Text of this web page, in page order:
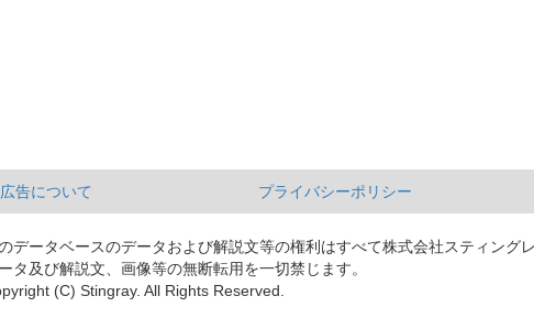
広告について プライバシーポリシー
データベースのデータおよび解説文等の権利はすべて株式会社スティング
タ及び解説文、画像等の無断転用を一切禁じます。
(C) Stingray. All Rights Reserved.